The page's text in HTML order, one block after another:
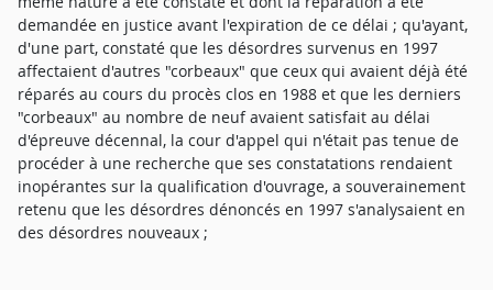
demandée en justice avant l'expiration de ce délai ; qu'ayant,
d'une part, constaté que les désordres survenus en 1997
affectaient d'autres "corbeaux" que ceux qui avaient déjà été
réparés au cours du procès clos en 1988 et que les derniers
"corbeaux" au nombre de neuf avaient satisfait au délai
d'épreuve décennal, la cour d'appel qui n'était pas tenue de
procéder à une recherche que ses constatations rendaient
inopérantes sur la qualification d'ouvrage, a souverainement
retenu que les désordres dénoncés en 1997 s'analysaient en
des désordres nouveaux ;